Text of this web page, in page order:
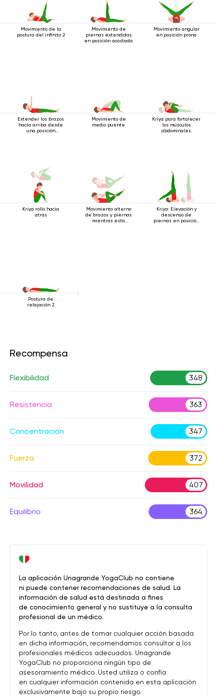
Movimiento de la
postura del infinito 2
Movimiento de
piernas extendidas
en posición acostada
Movimiento angular
en posición prona
Extender los brazos
hacia arriba desde
una posición
Movimiento de
medio puente
Kriya para fortalecer
los músculos
abdominales.
Kriya rollo hacia
atrás
Movimiento alterno
de brazos y piernas
mientras está
Kriya: Elevación y
descenso de
piernas en posición
Postura de
relajación 2
Recompensa
Flexibilidad 348
Resistencia 363
Concentración 347
Fuerza 372
Movilidad 407
Equilibrio 364
La aplicación Unagrande YogaClub no contiene
ni puede contener recomendaciones de salud. La
información de salud está destinada a fines
de conocimiento general y no sustituye a la consulta
profesional de un médico.
Por lo tanto, antes de tomar cualquier acción basada
en dicha información, recomendamos consultar a los
profesionales médicos adecuados. Unagrande
YogaClub no proporciona ningún tipo de
asesoramiento médico. Usted utiliza o confía
en cualquier información contenida en esta aplicación
exclusivamente bajo su propio riesgo.